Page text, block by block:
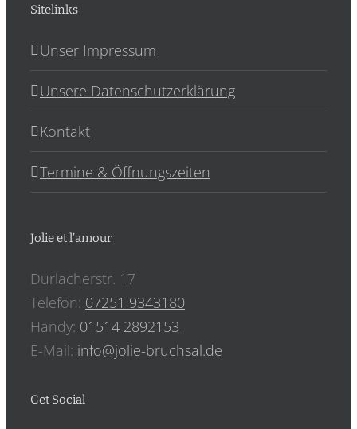
Sitelinks
Unser Impressum
Unsere Datenschutzerklärung
Kontakt
Termine & Öffnungszeiten
Jolie et l’amour
Durlacherstr. 17
Telefon: 07251 9343180
Handy: ‎01514 2892153
E-Mail: info@jolie-bruchsal.de
Get Social